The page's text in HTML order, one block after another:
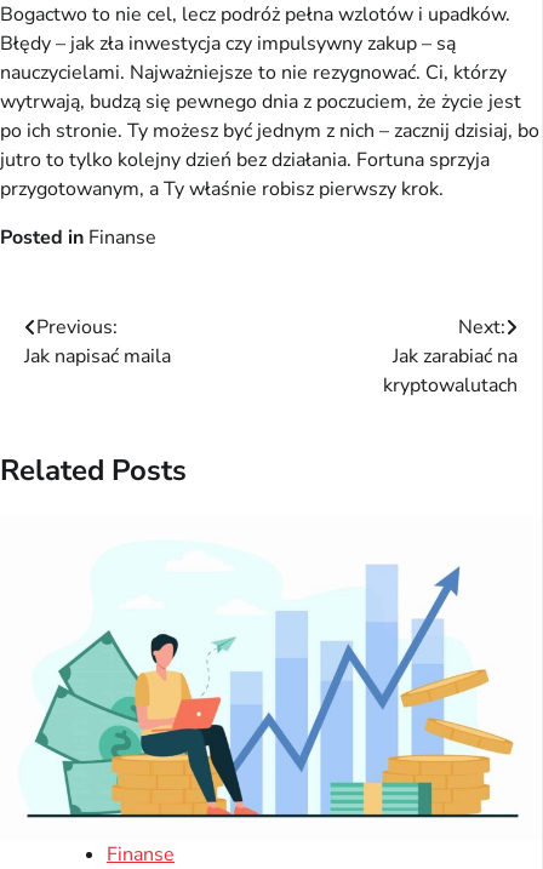
Bogactwo to nie cel, lecz podróż pełna wzlotów i upadków.
Błędy – jak zła inwestycja czy impulsywny zakup – są
nauczycielami. Najważniejsze to nie rezygnować. Ci, którzy
wytrwają, budzą się pewnego dnia z poczuciem, że życie jest
po ich stronie. Ty możesz być jednym z nich – zacznij dzisiaj, bo
jutro to tylko kolejny dzień bez działania. Fortuna sprzyja
przygotowanym, a Ty właśnie robisz pierwszy krok.
Posted in Finanse
Nawigacja
wpisu
Previous:
Jak napisać maila
Next:
Jak zarabiać na
kryptowalutach
Related Posts
Finanse